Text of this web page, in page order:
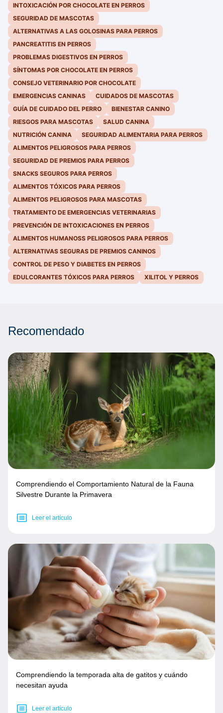
INTOXICACIÓN POR CHOCOLATE EN PERROS
SEGURIDAD DE MASCOTAS
ALTERNATIVAS A LAS GOLOSINAS PARA PERROS
PANCREATITIS EN PERROS
PROBLEMAS DIGESTIVOS EN PERROS
SÍNTOMAS POR CHOCOLATE EN PERROS
CONSEJO VETERINARIO POR CHOCOLATE
EMERGENCIAS CANINAS
CUIDADOS DE MASCOTAS
GUÍA DE CUIDADO DEL PERRO
BIENESTAR CANINO
RIESGOS PARA MASCOTAS
SALUD CANINA
NUTRICIÓN CANINA
SEGURIDAD ALIMENTARIA PARA PERROS
ALIMENTOS PELIGROSOS PARA PERROS
SEGURIDAD DE PREMIOS PARA PERROS
SNACKS SEGUROS PARA PERROS
ALIMENTOS TÓXICOS PARA PERROS
ALIMENTOS PELIGROSOS PARA MASCOTAS
TRATAMIENTO DE EMERGENCIAS VETERINARIAS
PREVENCIÓN DE INTOXICACIONES EN PERROS
ALIMENTOS HUMANOSS PELIGROSOS PARA PERROS
ALTERNATIVAS SEGURAS DE PREMIOS CANINOS
CONTROL DE PESO Y DIABETES EN PERROS
EDULCORANTES TÓXICOS PARA PERROS
XILITOL Y PERROS
Recomendado
Comprendiendo el Comportamiento Natural de la Fauna
Silvestre Durante la Primavera
Leer el artículo
Comprendiendo la temporada alta de gatitos y cuándo
necesitan ayuda
Leer el artículo